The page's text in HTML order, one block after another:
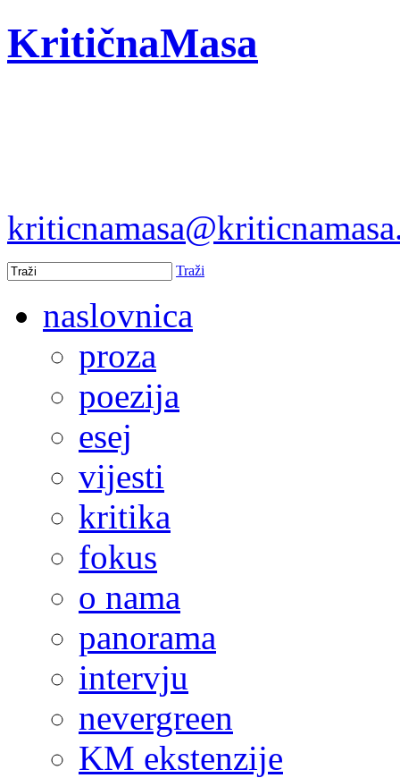
KritičnaMasa
Traži
naslovnica
proza
poezija
esej
vijesti
kritika
fokus
o nama
panorama
intervju
nevergreen
KM ekstenzije